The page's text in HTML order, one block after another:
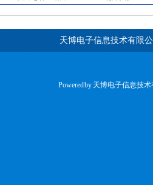
天博电子信息技术有限
Powered by 天博电子信息技